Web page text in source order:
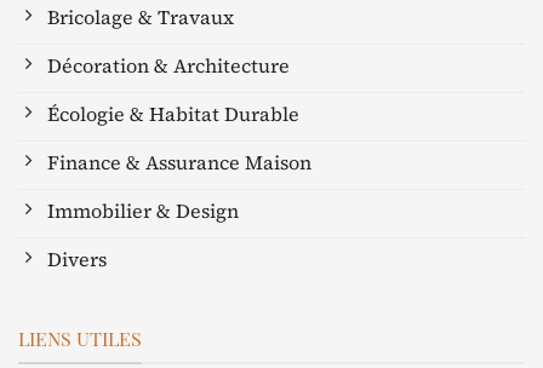
Bricolage & Travaux
Décoration & Architecture
Écologie & Habitat Durable
Finance & Assurance Maison
Immobilier & Design
Divers
LIENS UTILES